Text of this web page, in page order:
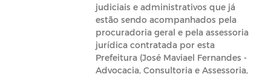
judiciais e administrativos que já
estão sendo acompanhados pela
procuradoria geral e pela assessoria
jurídica contratada por esta
Prefeitura (José Maviael Fernandes -
Advocacia, Consultoria e Assessoria,